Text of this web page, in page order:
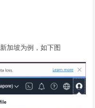
加坡为例，如下图